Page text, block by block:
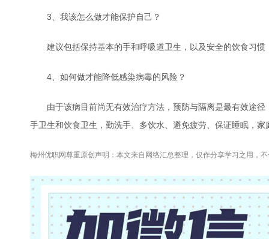
3、我该怎么做才能保护自己？
建议包括保持基本的手和呼吸道卫生，以及安全的饮食习惯
4、如何做才能降低感染病毒的风险？
由于该病目前尚无有效治疗方法，预防与隔离是最有效途径
手卫生和饮食卫生，勤洗手、多饮水、避免疲劳、保证睡眠，
梅州优职网尊重原创声明：本文来自网络汇总整理，仅作分享学习之用，